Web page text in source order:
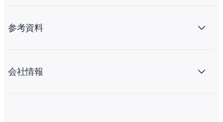
参考資料
会社情報